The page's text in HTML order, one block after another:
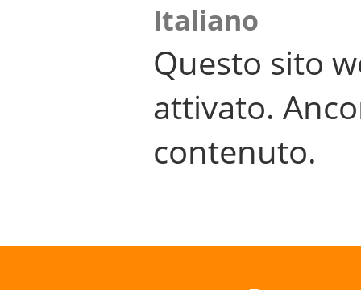
Italiano
Questo sito
attivato.
contenuto.